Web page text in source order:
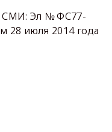
СМИ: Эл № ФС77-
28 июля 2014 года